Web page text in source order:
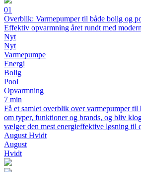
01
Overblik: Varmepumper til både bolig og
Effektiv opvarmning året rundt med
Nyt
Nyt
Varmepumpe
Energi
Bolig
Pool
Opvarmning
7 min
Få et samlet overblik over varmepumper
om typer, funktioner og brands, og bliv
vælger den mest energieffektive løsning til
August Hvidt
August
Hvidt